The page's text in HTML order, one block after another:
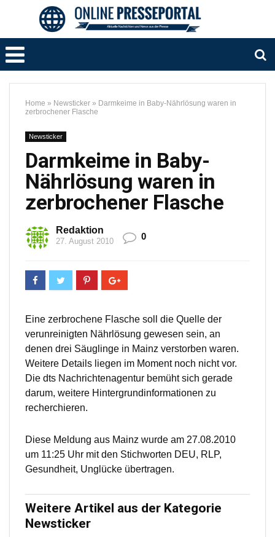
Home » Newsticker » Darmkeime in Baby-Nährlösung waren in
zerbrochener Flasche
Newsticker
Darmkeime in Baby-
Nährlösung waren in
zerbrochener Flasche
Redaktion
27. August 2010 0
Eine zerbrochene Flasche soll die Quelle der
verunreinigten Nährlösung gewesen sein, an
denen drei Säuglinge in Mainz verstorben waren.
Weitere Details liegen im Moment noch nicht vor.
Die dts Nachrichtenagentur bemüht sich gerade
darum, weitere Hintergrundinformationen zu
recherchieren.
Diese Meldung aus Mainz wurde am 27.08.2010
um 11:25 Uhr mit den Stichworten DEU, RLP,
Gesundheit, Unglücke übertragen.
Weitere Artikel aus der Kategorie
Newsticker